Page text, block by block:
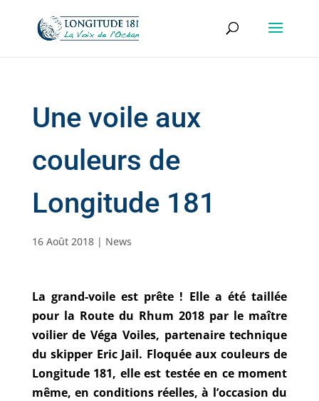
Une voile aux
couleurs de
Longitude 181
16 Août 2018| News
La grand-voile est prête ! Elle a été taillée
pourla Route du Rhum 2018 par le maître
voilier de Véga Voiles, partenaire technique
du skipper Eric Jail. Floquée aux couleurs de
Longitude 181, elle est testée en ce moment
même, en conditions réelles, à l’occasion du